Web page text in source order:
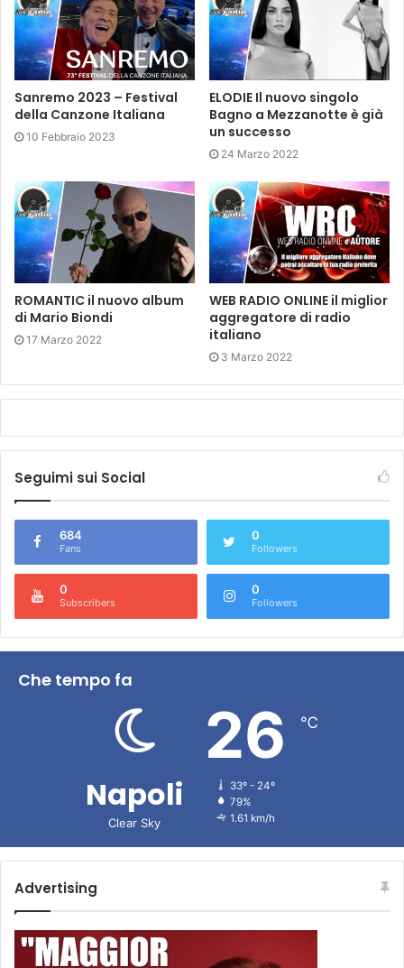
Sanremo 2023 – Festival
della Canzone Italiana
10 Febbraio 2023
ELODIE Il nuovo singolo
Bagno a Mezzanotte è già
un successo
24 Marzo 2022
ROMANTIC il nuovo album
di Mario Biondi
17 Marzo 2022
WEB RADIO ONLINE il miglior
aggregatore di radio
italiano
3 Marzo 2022
Seguimi sui Social
684
Fans
0
Followers
0
Subscribers
0
Followers
Che tempo fa
Napoli
Clear Sky
26 ℃
33º - 24º
79%
1.61 km/h
Advertising